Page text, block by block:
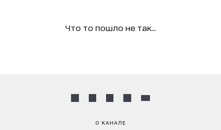
Что то пошло не так...
О КАНАЛЕ